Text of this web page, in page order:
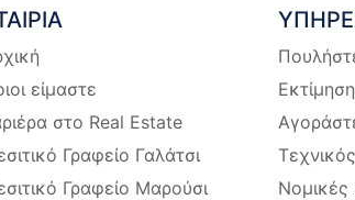
είμαστε
στο Real Estate
Γραφείο Γαλάτσι
Γραφείο Μαρούσι
Νομικές